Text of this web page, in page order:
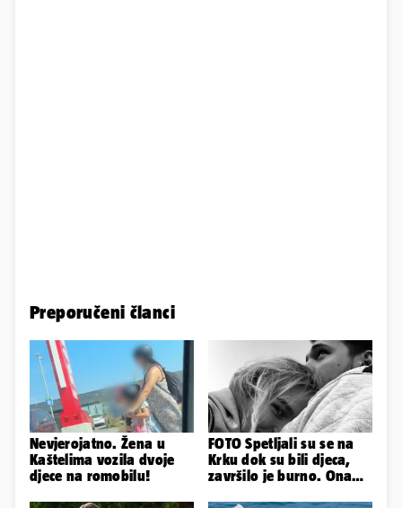
Preporučeni članci
Nevjerojatno. Žena u
Kaštelima vozila dvoje
djece na romobilu!
FOTO Spetljali su se na
Krku dok su bili djeca,
završilo je burno. Ona